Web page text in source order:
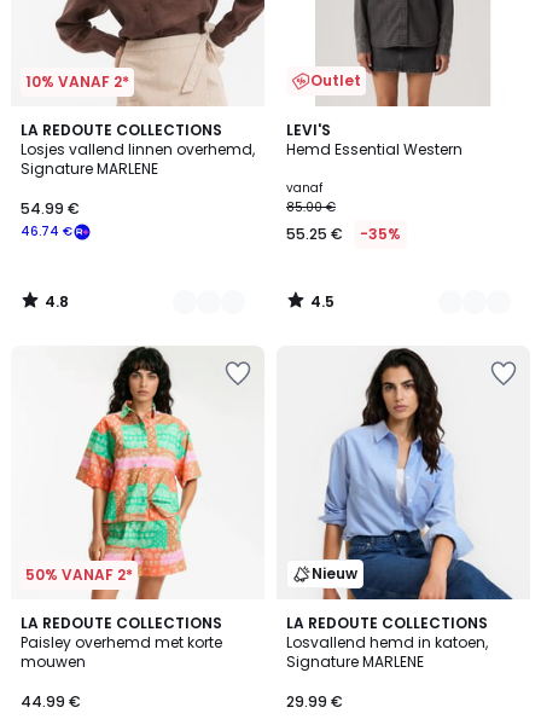
10% VANAF 2*
LA REDOUTE COLLECTIONS
Losjes vallend linnen overhemd,
Signature MARLENE
46.74 €
54.99 €
4.8
/ 5
2
Kleuren
4.8
/
Outlet
LEVI'S
Hemd Essential Western
vanaf
85.00 €
55.25 € -35%
4.5
/ 5
2
Kleuren
4.5
/
50% VANAF 2*
LA REDOUTE COLLECTIONS
Paisley overhemd met korte
mouwen
44.99 €
Nieuw
LA REDOUTE COLLECTIONS
Losvallend hemd in katoen,
Signature MARLENE
29.99 €